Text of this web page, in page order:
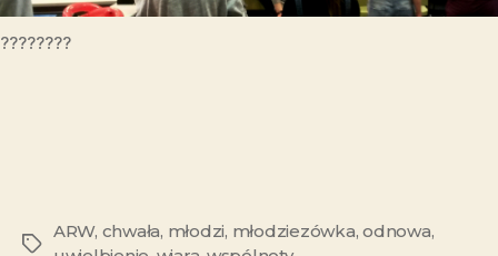
????????
ARW, chwała, młodzi, młodziezówka,odnowa,